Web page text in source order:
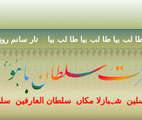
بيا طا لب بيا طا لب بيا تار سانم روز
شہبازلا مکاں سلطان
مصطفی صلی اللہ علیہ